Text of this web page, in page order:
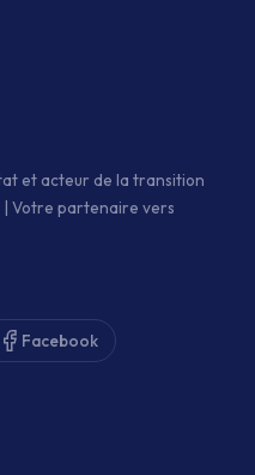
et acteur de la transition
| Votre partenaire vers
Facebook